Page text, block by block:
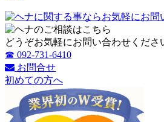
どうぞお気軽にお問い合わせくださ
☎ 092-731-6410
お問合せ
初めての方へ